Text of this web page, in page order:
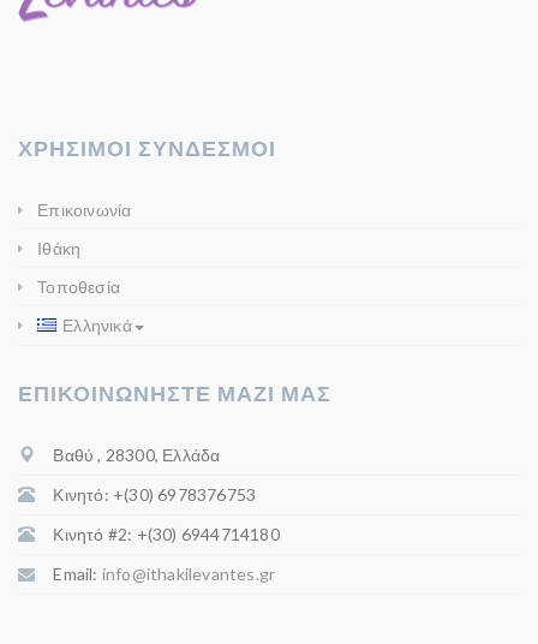
ΧΡΗΣΙΜΟΙ ΣΥΝΔΕΣΜΟΙ
Επικοινωνία
Ιθάκη
Τοποθεσία
Ελληνικά
ΕΠΙΚΟΙΝΩΝΗΣΤΕ ΜΑΖΙ ΜΑΣ
Βαθύ , 28300, Ελλάδα
Κινητό: +(30) 6978376753
Κινητό #2: +(30) 6944714180
Email: info@ithakilevantes.gr